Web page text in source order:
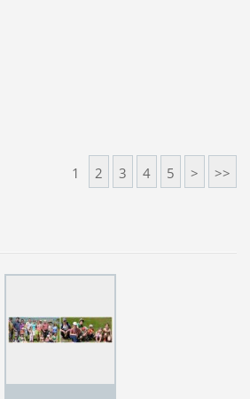
1 2 3 4 5 > >>